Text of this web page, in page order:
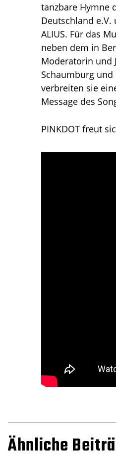
tanzbare Hymne
Deutschland e.V.
ALIUS. Für das
neben dem in
Moderatorin und
Schaumburg
verbreiten sie
Message des
PINKDOT freut
Ähnliche